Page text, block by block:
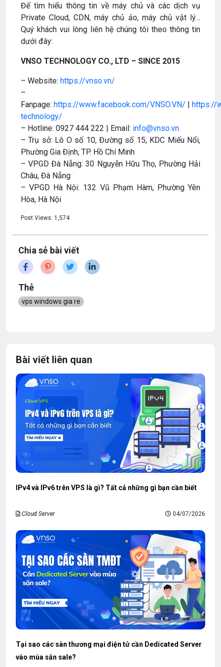
Để tìm hiểu thông tin về máy chủ và các dịch vụ
Private Cloud, CDN, máy chủ ảo, máy chủ vật lý…
Quý khách vui lòng liên hệ chúng tôi theo thông tin
dưới đây:
VNSO TECHNOLOGY CO., LTD – SINCE 2015
– Website: https://vnso.vn/
–
Fanpage: https://www.facebook.com/VNSO.VN/ | https://
technology/
– Hotline: 0927 444 222 | Email: info@vnso.vn
– Trụ sở: Lô O số 10, Đường số 15, KDC Miếu Nổi,
Phường Gia Định, TP. Hồ Chí Minh
– VPGD Đà Nẵng: 30 Nguyễn Hữu Thọ, Phường Hải
Châu, Đà Nẵng
– VPGD Hà Nội: 132 Vũ Phạm Hàm, Phường Yên
Hòa, Hà Nội
Post Views: 1,574
Chia sẻ bài viết
Thẻ
vps windows gia re
Bài viết liên quan
IPv4 và IPv6 trên VPS là gì? Tất cả những gì bạn cần biết
Cloud Server 04/07/2026
Tại sao các sàn thương mại điện tử cần Dedicated Server
vào mùa săn sale?